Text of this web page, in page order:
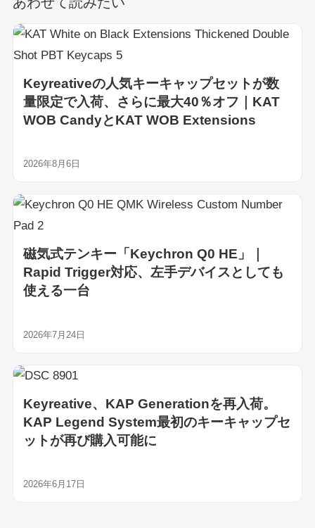
Keyreativeの人気キーキャップセットが数
量限定で入荷、さらに最大40％オフ｜KAT
WOB CandyとKAT WOB Extensions
2026年8月6日
磁気式テンキー「Keychron Q0 HE」｜
Rapid Trigger対応、左手デバイスとしても
使える一台
2026年7月24日
Keyreative、KAP Generationを再入荷。
KAP Legend System最初のキーキャップセ
ットが再び購入可能に
2026年6月17日